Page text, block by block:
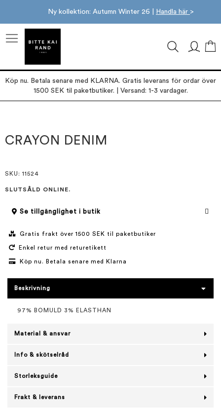
Ny kollektion: Autumn Winter 26 | Handla här >
Köp nu. Betala senare med KLARNA. Gratis leverans för ordar över
1500 SEK til paketbutiker. | Versand: 1-3 vardager.
slutet
av
början
av
CRAYON DENIM
SKU : 11524
SLUTSÅLD ONLINE.
Se tillgänglighet i butik
Gratis frakt över 1500 SEK til paketbutiker
Enkel retur med returetikett
Köp nu. Betala senare med Klarna
Beskrivning
97% BOMULD 3% ELASTHAN
Material & ansvar
Info & skötselråd
Storleksguide
Frakt & leverans